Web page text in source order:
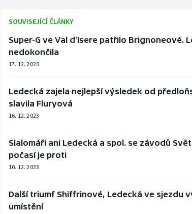
SOUVISEJÍCÍ ČLÁNKY
Super-G ve Val d'Isere patřilo Brignoneové.
nedokončila
17. 12. 2023
Ledecká zajela nejlepší výsledek od
slavila Fluryová
16. 12. 2023
Slalomáři ani Ledecká a spol. se závodů
počasí je proti
10. 12. 2023
Další triumf Shiffrinové, Ledecká ve sjezdu
umístění